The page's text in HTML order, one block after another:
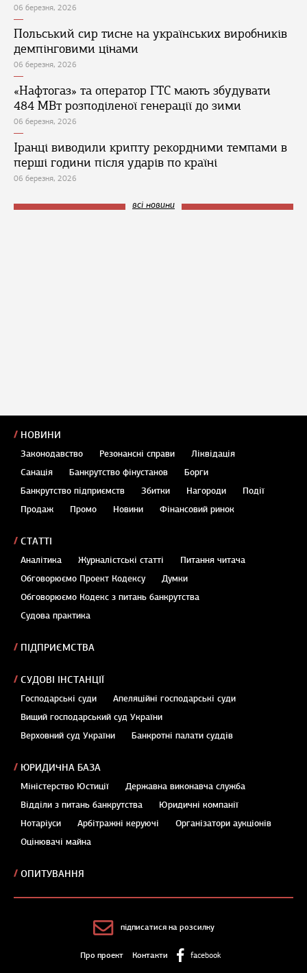
06 березня, 2026
Польський сир тисне на українських виробників
демпінговими цінами
06 березня, 2026
«Нафтогаз» та оператор ГТС мають збудувати
484 МВт розподіленої генерації до зими
06 березня, 2026
Іранці виводили крипту рекордними темпами в
перші години після ударів по країні
06 березня, 2026
всі новини
НОВИНИ
Законодавство Резонансні справи
Ліквідація
Санація
Банкрутство фінустанов
Борги
Банкрутство підприємств
Збитки Нагороди
Події
Продаж
Промо Новини Фінансовий ринок
СТАТТІ
Аналітика Журналістські статті
Питання читача
Обговорюємо Проект Кодексу
Думки
Обговорюємо Кодекс з питань банкрутства
Судова практика
ПІДПРИЄМСТВА
СУДОВІ ІНСТАНЦІЇ
Господарські суди
Апеляційні господарські суди
Вищий господарський суд України
Верховний суд України
Банкротні палати суддів
ЮРИДИЧНА БАЗА
Міністерство Юстиції
Державна виконавча служба
Відділи з питань банкрутства
Юридичні компанії
Нотаріуси
Арбітражні керуючі
Організатори аукціонів
Оцінювачі майна
ОПИТУВАННЯ
підписатися на розсилку
Про проект Контакти facebook